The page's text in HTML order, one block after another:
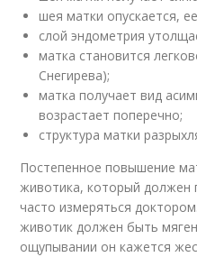
шея матки опускается,
слой эндометрия
матка становится
Снегирева);
матка получает вид
возрастает поперечно;
структура матки
Постепенное повышение
животика, который должен
часто измеряться
животик должен быть
ощупывании он кажется